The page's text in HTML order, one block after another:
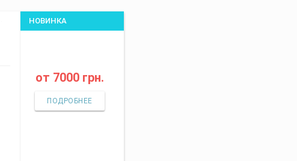
НОВИНКА
от 7000 грн.
ПОДРОБНЕЕ